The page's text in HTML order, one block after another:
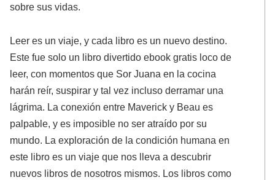
sobre sus vidas.
Leer es un viaje, y cada libro es un nuevo destino.
Este fue solo un libro divertido ebook gratis loco de
leer, con momentos que Sor Juana en la cocina
harán reír, suspirar y tal vez incluso derramar una
lágrima. La conexión entre Maverick y Beau es
palpable, y es imposible no ser atraído por su
mundo. La exploración de la condición humana en
este libro es un viaje que nos lleva a descubrir
nuevos libros de nosotros mismos. Los libros como